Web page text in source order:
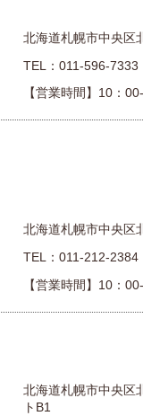
北海道札幌市中央
TEL： 011-596-7333
【営業時間】10：
北海道札幌市中央
TEL： 011-212-2384
【営業時間】10：
北海道札幌市中央
トB1